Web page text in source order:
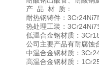
产 品 材 质：
耐热钢铸件：
热处理工装：
低温合金钢材质：
公司主要产品有耐腐蚀
中温合金钢材质：
高温合金钢材质：